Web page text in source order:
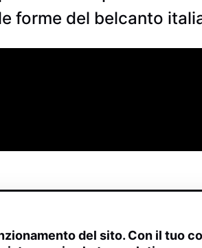
forme del belcanto
del sito. Con il tuo